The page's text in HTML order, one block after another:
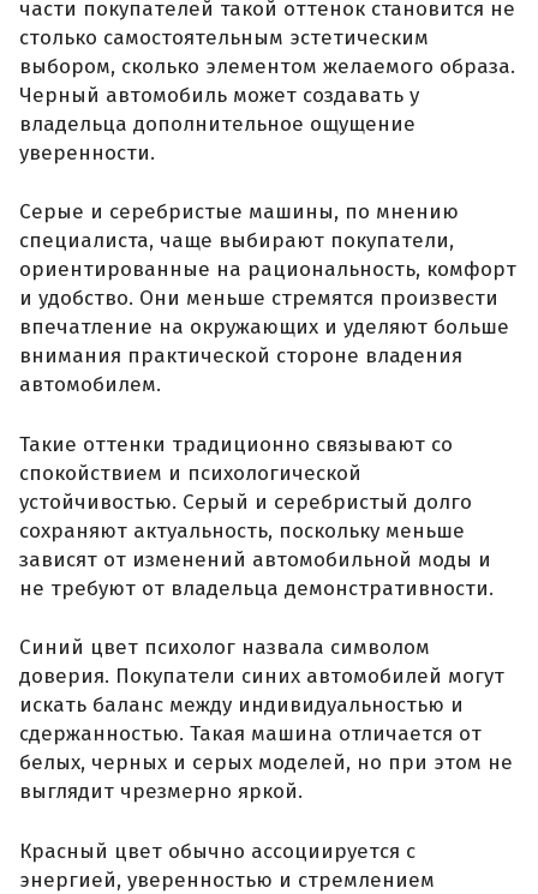
части покупателей такой оттенок становится не
столько самостоятельным эстетическим
выбором, сколько элементом желаемого образа.
Черный автомобиль может создавать у
владельца дополнительное ощущение
уверенности.
Серые и серебристые машины, по мнению
специалиста, чаще выбирают покупатели,
ориентированные на рациональность, комфорт
и удобство. Они меньше стремятся произвести
впечатление на окружающих и уделяют больше
внимания практической стороне владения
автомобилем.
Такие оттенки традиционно связывают со
спокойствием и психологической
устойчивостью. Серый и серебристый долго
сохраняют актуальность, поскольку меньше
зависят от изменений автомобильной моды и
не требуют от владельца демонстративности.
Синий цвет психолог назвала символом
доверия. Покупатели синих автомобилей могут
искать баланс между индивидуальностью и
сдержанностью. Такая машина отличается от
белых, черных и серых моделей, но при этом не
выглядит чрезмерно яркой.
Красный цвет обычно ассоциируется с
энергией, уверенностью и стремлением